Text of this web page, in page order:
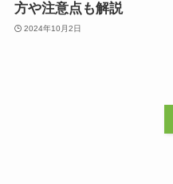
方や注意点も解説
2024年10月2日